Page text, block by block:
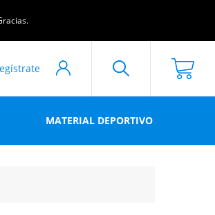
MATERIAL DEPORTIVO